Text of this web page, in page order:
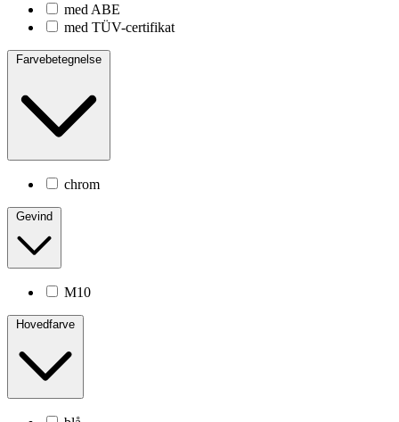
med ABE
med TÜV-certifikat
Farvebetegnelse
chrom
Gevind
M10
Hovedfarve